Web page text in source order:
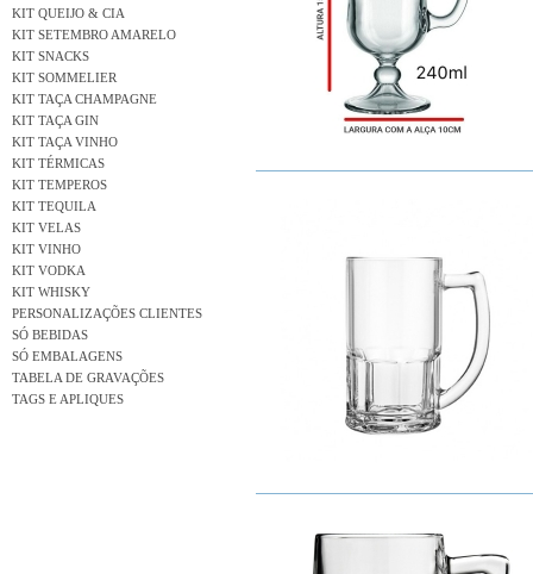
KIT QUEIJO & CIA
KIT SETEMBRO AMARELO
KIT SNACKS
KIT SOMMELIER
KIT TAÇA CHAMPAGNE
KIT TAÇA GIN
KIT TAÇA VINHO
KIT TÉRMICAS
KIT TEMPEROS
KIT TEQUILA
KIT VELAS
KIT VINHO
KIT VODKA
KIT WHISKY
PERSONALIZAÇÕES CLIENTES
SÓ BEBIDAS
SÓ EMBALAGENS
TABELA DE GRAVAÇÕES
TAGS E APLIQUES